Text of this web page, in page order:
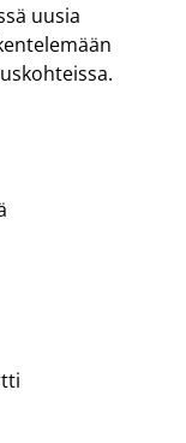
uusia